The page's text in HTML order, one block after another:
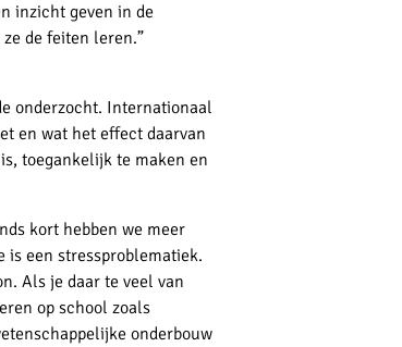
inzicht geven in de
de feiten leren.”
onderzocht. Internationaal
en wat het effect daarvan
toegankelijk te maken en
kort hebben we meer
een stressproblematiek.
Als je daar te veel van
op school zoals
onderbouw